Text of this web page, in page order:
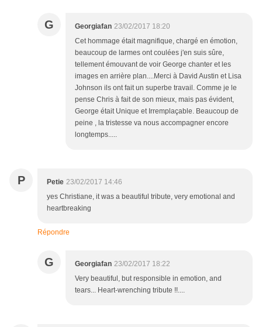
G Georgiafan 23/02/2017 18:20
Cet hommage était magnifique, chargé en émotion,
beaucoup de larmes ont coulées j'en suis sûre,
tellement émouvant de voir George chanter et les
images en arrière plan....Merci à David Austin et Lisa
Johnson ils ont fait un superbe travail. Comme je le
pense Chris à fait de son mieux, mais pas évident,
George était Unique et Irremplaçable. Beaucoup de
peine , la tristesse va nous accompagner encore
longtemps.....
P Petie 23/02/2017 14:46
yes Christiane, it was a beautiful tribute, very emotional and
heartbreaking
Répondre
G Georgiafan 23/02/2017 18:22
Very beautiful, but responsible in emotion, and
tears... Heart-wrenching tribute !!....